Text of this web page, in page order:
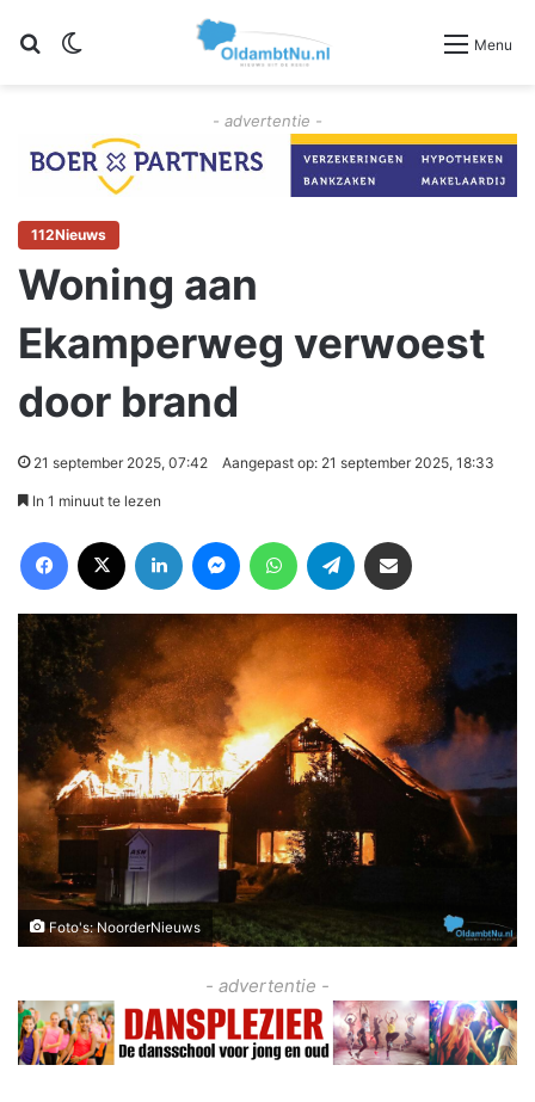
Zoeken Menu
- advertentie -
112Nieuws
Woning aan
Ekamperweg verwoest
door brand
21 september 2025, 07:42 Aangepast op: 21 september 2025, 18:33
In 1 minuut te lezen
Foto's: NoorderNieuws
- advertentie -